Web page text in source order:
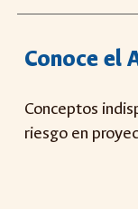
Conoce el
Conceptos
riesgo en